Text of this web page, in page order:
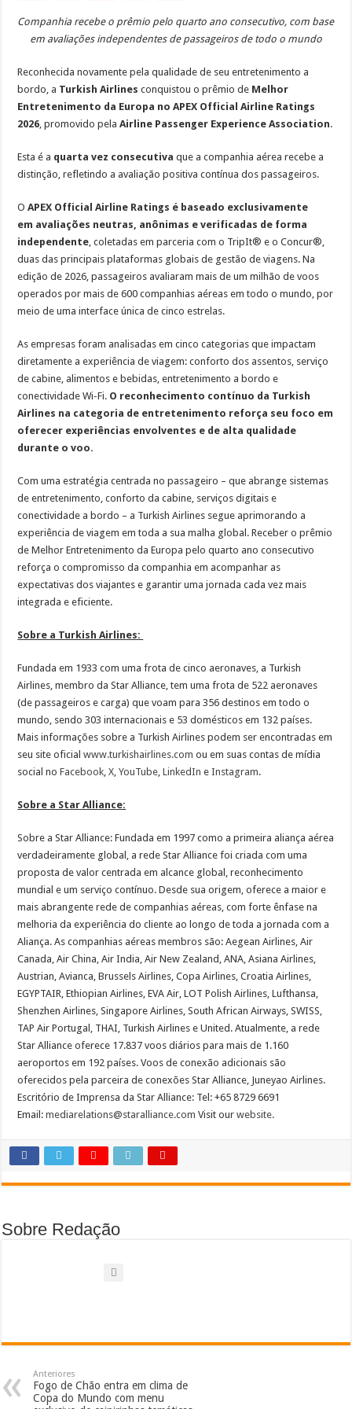
Cronograma semanal de obras no Rodoanel Oeste (SP-021)
Companhia recebe o prêmio pelo quarto ano consecutivo, com base
em avaliações independentes de passageiros de todo o mundo
Reconhecida novamente pela qualidade de seu entretenimento a
bordo, a Turkish Airlines conquistou o prêmio de Melhor
Entretenimento da Europa no APEX Official Airline Ratings
2026 , promovido pelaAirline Passenger Experience Association.
Esta é a quarta vez consecutiva que a companhia aérea recebe a
distinção, refletindo a avaliação positiva contínua dos passageiros.
OAPEX Official Airline Ratings é baseado exclusivamente
em avaliações neutras, anônimas e verificadas de forma
independente , coletadas em parceria com o TripIt® e o Concur®,
duas das principais plataformas globais de gestão de viagens. Na
edição de 2026, passageiros avaliaram mais de um milhão de voos
operados por mais de 600 companhias aéreas em todo o mundo, por
meio de uma interface única de cinco estrelas.
As empresas foram analisadas em cinco categorias que impactam
diretamente a experiência de viagem: conforto dos assentos, serviço
de cabine, alimentos e bebidas, entretenimento a bordo e
conectividade Wi-Fi. O reconhecimento contínuo da Turkish
Airlines na categoria de entretenimento reforça seu foco em
oferecer experiências envolventes e de alta qualidade
durante o voo.
Com uma estratégia centrada no passageiro – que abrange sistemas
de entretenimento, conforto da cabine, serviços digitais e
conectividade a bordo – a Turkish Airlines segue aprimorando a
experiência de viagem em toda a sua malha global. Receber o prêmio
de Melhor Entretenimento da Europa pelo quarto ano consecutivo
reforça o compromisso da companhia em acompanhar as
expectativas dos viajantes e garantir uma jornada cada vez mais
integrada e eficiente.
Sobre a Turkish Airlines:
Fundada em 1933 com uma frota de cinco aeronaves, a Turkish
Airlines, membro da Star Alliance, tem uma frota de 522 aeronaves
(de passageiros e carga) que voam para 356 destinos em todo o
mundo, sendo 303 internacionais e 53 domésticos em 132 países.
Mais informações sobre a Turkish Airlines podem ser encontradas em
seu site oficialwww.turkishairlines.com ou em suas contas de mídia
social noFacebook ,X ,YouTube ,LinkedIn eInstagram.
Sobre a Star Alliance:
Sobre a Star Alliance: Fundada em 1997 como a primeira aliança aérea
verdadeiramente global, a rede Star Alliance foi criada com uma
proposta de valor centrada em alcance global, reconhecimento
mundial e um serviço contínuo. Desde sua origem, oferece a maior e
mais abrangente rede de companhias aéreas, com forte ênfase na
melhoria da experiência do cliente ao longo de toda a jornada com a
Aliança. As companhias aéreas membros são: Aegean Airlines, Air
Canada, Air China, Air India, Air New Zealand, ANA, Asiana Airlines,
Austrian, Avianca, Brussels Airlines, Copa Airlines, Croatia Airlines,
EGYPTAIR, Ethiopian Airlines, EVA Air, LOT Polish Airlines, Lufthansa,
Shenzhen Airlines, Singapore Airlines, South African Airways, SWISS,
TAP Air Portugal, THAI, Turkish Airlines e United. Atualmente, a rede
Star Alliance oferece 17.837 voos diários para mais de 1.160
aeroportos em 192 países. Voos de conexão adicionais são
oferecidos pela parceira de conexões Star Alliance, Juneyao Airlines.
Escritório de Imprensa da Star Alliance: Tel: +65 8729 6691
Email:mediarelations@staralliance.com Visit ourwebsite.
Sobre Redação
Anteriores
Fogo de Chão entra em clima de
Copa do Mundo com menu